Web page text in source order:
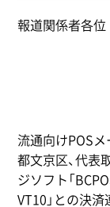
報道関係者各位
流通向けPOSメ
都文京区、代表
ジソフト「
VT10」との決